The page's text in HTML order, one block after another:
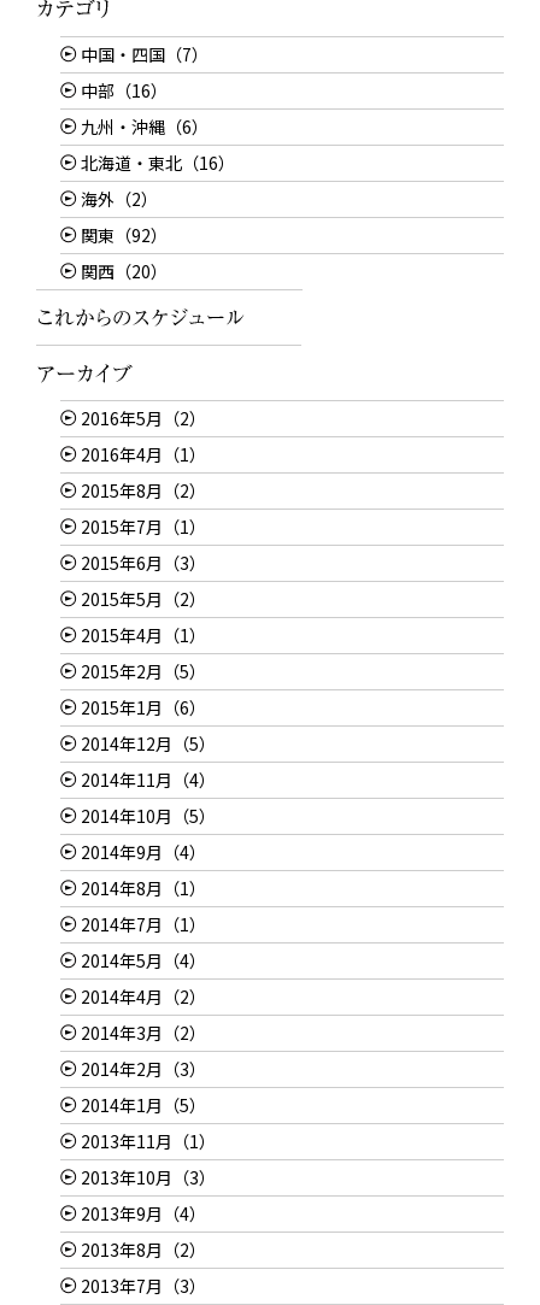
中国・四国（7）
中部（16）
九州・沖縄（6）
北海道・東北（16）
海外（2）
関東（92）
関西（20）
2016年5月（2）
2016年4月（1）
2015年8月（2）
2015年7月（1）
2015年6月（3）
2015年5月（2）
2015年4月（1）
2015年2月（5）
2015年1月（6）
2014年12月（5）
2014年11月（4）
2014年10月（5）
2014年9月（4）
2014年8月（1）
2014年7月（1）
2014年5月（4）
2014年4月（2）
2014年3月（2）
2014年2月（3）
2014年1月（5）
2013年11月（1）
2013年10月（3）
2013年9月（4）
2013年8月（2）
2013年7月（3）